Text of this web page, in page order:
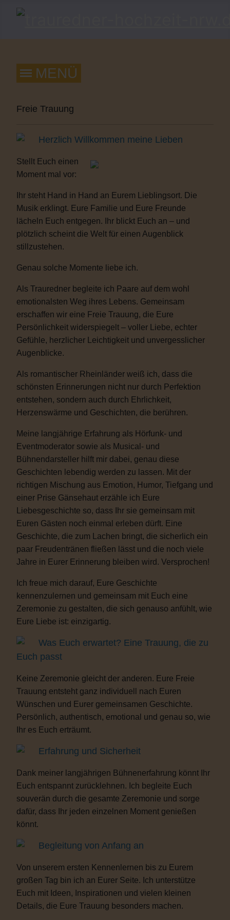
Freie Trauung
Herzlich Willkommen meine Lieben
Stellt Euch einen
Moment mal vor:
Ihr steht Hand in Hand an Eurem Lieblingsort. Die
Musik erklingt. Eure Familie und Eure Freunde
lächeln Euch entgegen. Ihr blickt Euch an – und
plötzlich scheint die Welt für einen Augenblick
stillzustehen.
Genau solche Momente liebe ich.
Als Trauredner begleite ich Paare auf dem wohl
emotionalsten Weg ihres Lebens. Gemeinsam
erschaffen wir eine Freie Trauung, die Eure
Persönlichkeit widerspiegelt – voller Liebe, echter
Gefühle, herzlicher Leichtigkeit und unvergesslicher
Augenblicke.
Als romantischer Rheinländer weiß ich, dass die
schönsten Erinnerungen nicht nur durch Perfektion
entstehen, sondern auch durch Ehrlichkeit,
Herzenswärme und Geschichten, die berühren.
Meine langjährige Erfahrung als Hörfunk- und
Eventmoderator sowie als Musical- und
Bühnendarsteller hilft mir dabei, genau diese
Geschichten lebendig werden zu lassen. Mit der
richtigen Mischung aus Emotion, Humor, Tiefgang und
einer Prise Gänsehaut erzähle ich Eure
Liebesgeschichte so, dass Ihr sie gemeinsam mit
Euren Gästen noch einmal erleben dürft. Eine
Geschichte, die zum Lachen bringt, die sicherlich ein
paar Freudentränen fließen lässt und die noch viele
Jahre in Eurer Erinnerung bleiben wird. Versprochen!
Ich freue mich darauf, Eure Geschichte
kennenzulernen und gemeinsam mit Euch eine
Zeremonie zu gestalten, die sich genauso anfühlt, wie
Eure Liebe ist: einzigartig.
Was Euch erwartet? Eine Trauung, die zu
Euch passt
Keine Zeremonie gleicht der anderen. Eure Freie
Trauung entsteht ganz individuell nach Euren
Wünschen und Eurer gemeinsamen Geschichte.
Persönlich, authentisch, emotional und genau so, wie
Ihr es Euch erträumt.
Erfahrung und Sicherheit
Dank meiner langjährigen Bühnenerfahrung könnt Ihr
Euch entspannt zurücklehnen. Ich begleite Euch
souverän durch die gesamte Zeremonie und sorge
dafür, dass Ihr jeden einzelnen Moment genießen
könnt.
Begleitung von Anfang an
Von unserem ersten Kennenlernen bis zu Eurem
großen Tag bin ich an Eurer Seite. Ich unterstütze
Euch mit Ideen, Inspirationen und vielen kleinen
Details, die Eure Trauung besonders machen.